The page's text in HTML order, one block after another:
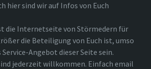
hier sind wir auf Infos von Euch
die Internetseite von Störmedern für
die Beteiligung von Euch ist, umso
Service-Angebot dieser Seite sein.
jederzeit willkommen. Einfach email